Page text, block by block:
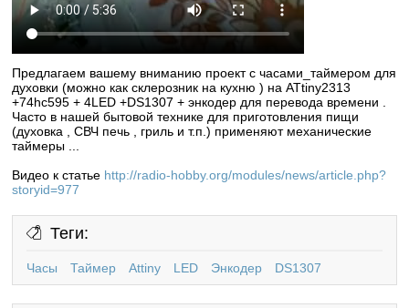
Предлагаем вашему вниманию проект с часами_таймером для
духовки (можно как склерозник на кухню ) на ATtiny2313
+74hc595 + 4LED +DS1307 + энкодер для перевода времени .
Часто в нашей бытовой технике для приготовления пищи
(духовка , СВЧ печь , гриль и т.п.) применяют механические
таймеры ...
Видео к статье http://radio-hobby.org/modules/news/article.php?
storyid=977
Теги:
Часы Таймер Attiny LED Энкодер DS1307